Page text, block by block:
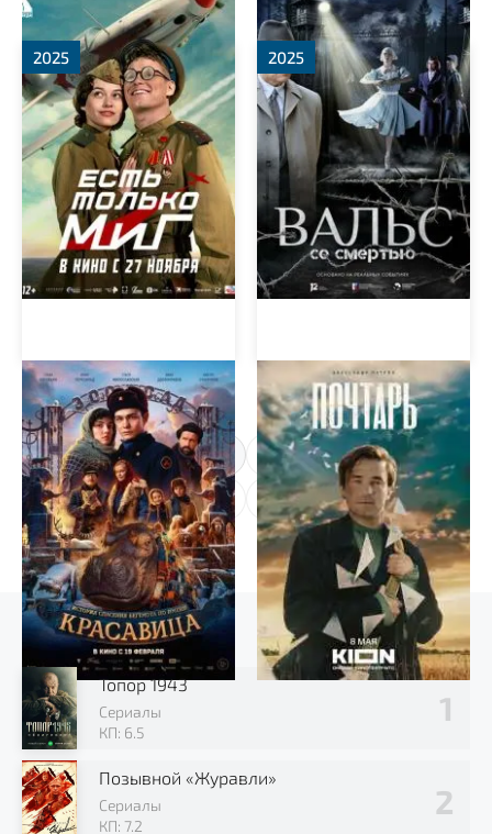
Есть только МиГ Вальс со смертью
Красавица
2025
Почтарь
2025
1 2
Выбор зрителя
Топор 1943
Сериалы
КП: 6.5
Позывной «Журавли»
Сериалы
КП: 7.2